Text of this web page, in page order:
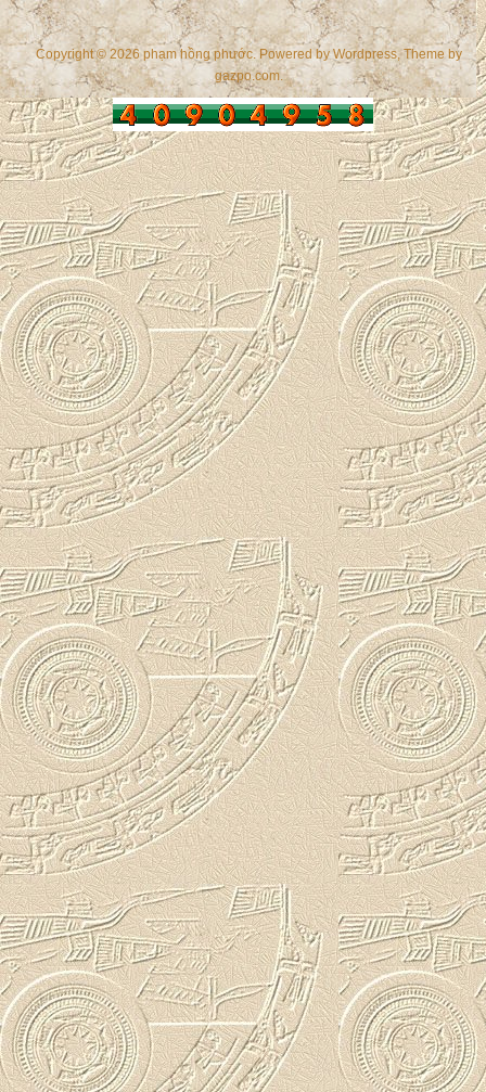
Copyright © 2026 phạm hồng phước. Powered byWordpress, Theme by
gazpo.com.